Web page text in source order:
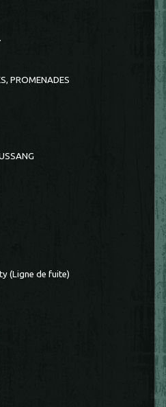
PROMENADES
(Ligne de fuite)